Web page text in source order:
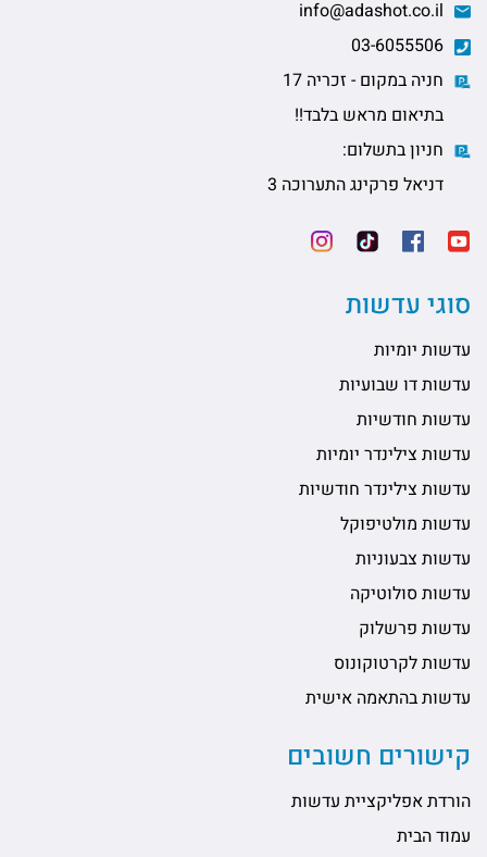
חניה במקום - זכריה 17
בתיאום מראש בלבד!!
חניון בתשלום:
דניאל פרקינג התערוכה 3
סוגי עדשות
עדשות יומיות
עדשות דו שבועיות
עדשות חודשיות
עדשות צילינדר יומיות
עדשות צילינדר חודשיות
עדשות מולטיפוקל
עדשות צבעוניות
עדשות סולוטיקה
עדשות פרשלוק
עדשות לקרטוקונוס
עדשות בהתאמה אישית
קישורים חשובים
הורדת אפליקציית עדשות
עמוד הבית